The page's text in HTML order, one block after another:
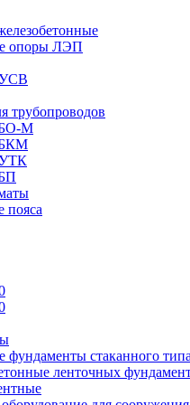
опоры ЛЭП
трубопроводов
М
УТК
пояса
фундаменты стаканного типа
ленточных